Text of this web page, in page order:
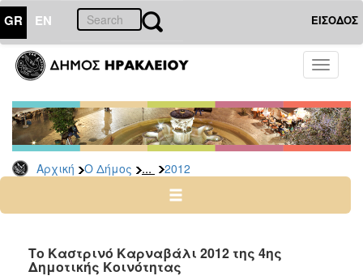
GR EN ΕΙΣΟΔΟΣ
Toggle
Αρχική Ο Δήμος ... 2012
ΔΗΜΟΣ
Δελτία
Τύπου
Αρχείο
2026
2024
2022
Το Καστρινό Καρναβάλι 2012 της 4ης
Δημοτικής Κοινότητας